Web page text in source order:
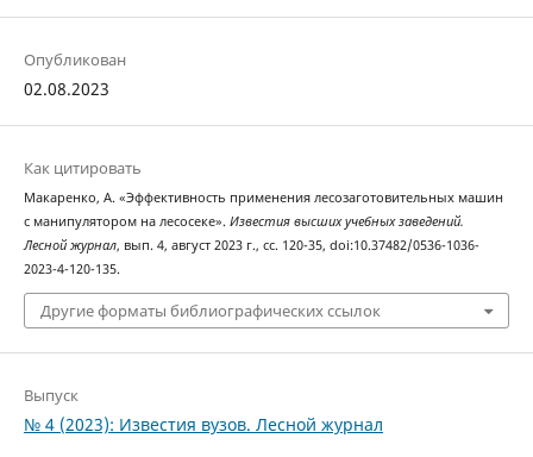
Опубликован
02.08.2023
Как цитировать
Макаренко, А. «Эффективность применения лесозаготовительных машин
с манипулятором на лесосеке». Известия высших учебных заведений.
Лесной журнал, вып. 4, август 2023 г., сс. 120-35, doi:10.37482/0536-1036-
2023-4-120-135.
Другие форматы библиографических ссылок
Выпуск
№ 4 (2023): Известия вузов. Лесной журнал